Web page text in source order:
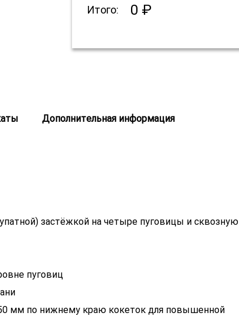
Итого: 0 ₽
Дополнительная информация
застёжкой на четыре пуговицы и сквозную
пуговиц
мм по нижнему краю кокеток для повышенной